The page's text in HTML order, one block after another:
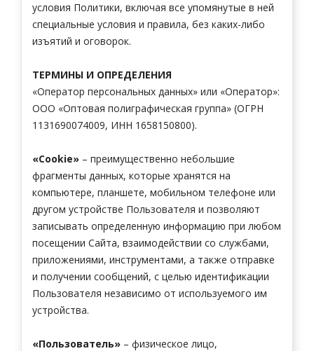
условия Политики, включая все упомянутые в ней
специальные условия и правила, без каких-либо
изъятий и оговорок.
ТЕРМИНЫ И ОПРЕДЕЛЕНИЯ
«Оператор персональных данных» или «Оператор»:
ООО «Оптовая полиграфическая группа» (ОГРН
1131690074009, ИНН 1658150800).
«Cookie» – преимущественно небольшие
фрагменты данных, которые хранятся на
компьютере, планшете, мобильном телефоне или
другом устройстве Пользователя и позволяют
записывать определенную информацию при любом
посещении Сайта, взаимодействии со службами,
приложениями, инструментами, а также отправке
и получении сообщений, с целью идентификации
Пользователя независимо от используемого им
устройства.
«Пользователь» – физическое лицо,